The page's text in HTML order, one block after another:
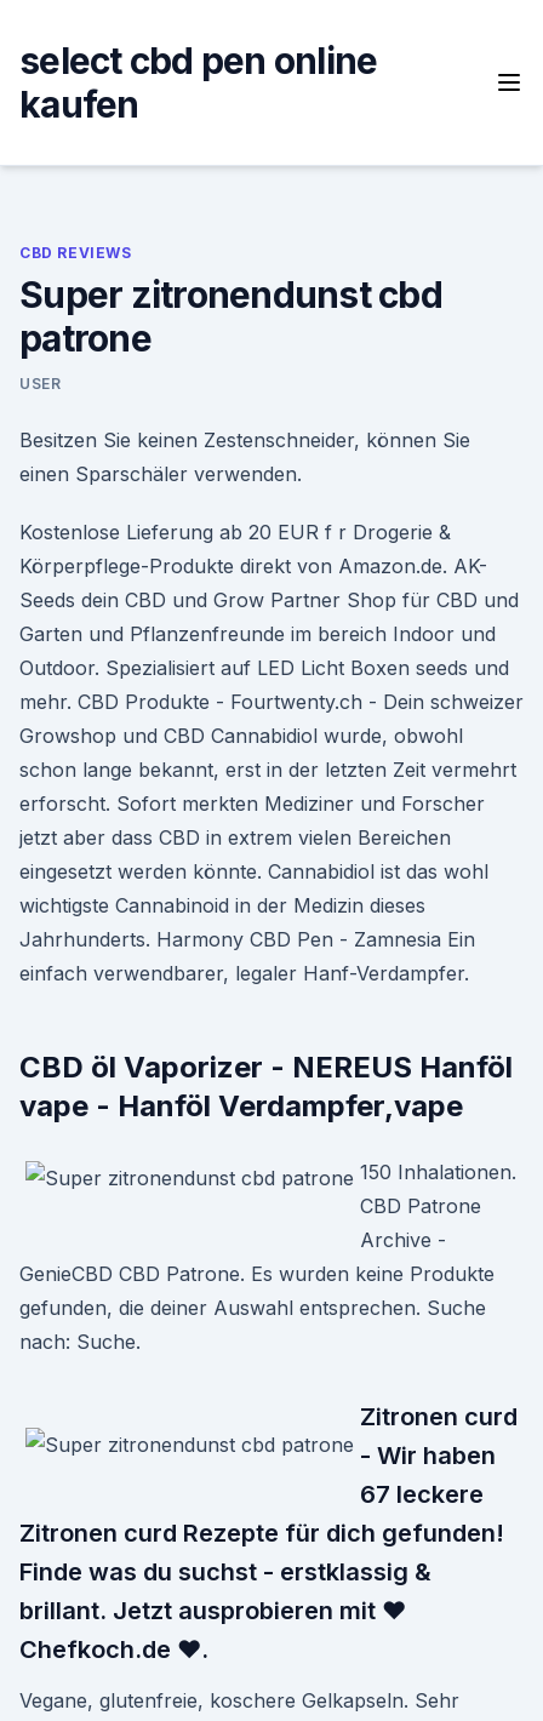
content
select cbd pen online
kaufen
CBD REVIEWS
Super zitronendunst cbd
patrone
USER
Besitzen Sie keinen Zestenschneider, können Sie
einen Sparschäler verwenden.
Kostenlose Lieferung ab 20 EUR f r Drogerie &
Körperpflege-Produkte direkt von Amazon.de. AK-
Seeds dein CBD und Grow Partner Shop für CBD und
Garten und Pflanzenfreunde im bereich Indoor und
Outdoor. Spezialisiert auf LED Licht Boxen seeds und
mehr. CBD Produkte - Fourtwenty.ch - Dein schweizer
Growshop und CBD Cannabidiol wurde, obwohl
schon lange bekannt, erst in der letzten Zeit vermehrt
erforscht. Sofort merkten Mediziner und Forscher
jetzt aber dass CBD in extrem vielen Bereichen
eingesetzt werden könnte. Cannabidiol ist das wohl
wichtigste Cannabinoid in der Medizin dieses
Jahrhunderts. Harmony CBD Pen - Zamnesia Ein
einfach verwendbarer, legaler Hanf-Verdampfer.
CBD öl Vaporizer - NEREUS Hanföl
vape - Hanföl Verdampfer,vape
150 Inhalationen.
CBD Patrone
Archive -
GenieCBD CBD Patrone. Es wurden keine Produkte
gefunden, die deiner Auswahl entsprechen. Suche
nach: Suche.
Zitronen curd
- Wir haben
67 leckere
Zitronen curd Rezepte für dich gefunden!
Finde was du suchst - erstklassig &
brillant. Jetzt ausprobieren mit ♥
Chefkoch.de ♥.
Vegane, glutenfreie, koschere Gelkapseln. Sehr